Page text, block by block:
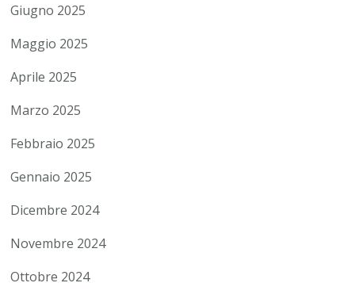
Giugno 2025
Maggio 2025
Aprile 2025
Marzo 2025
Febbraio 2025
Gennaio 2025
Dicembre 2024
Novembre 2024
Ottobre 2024